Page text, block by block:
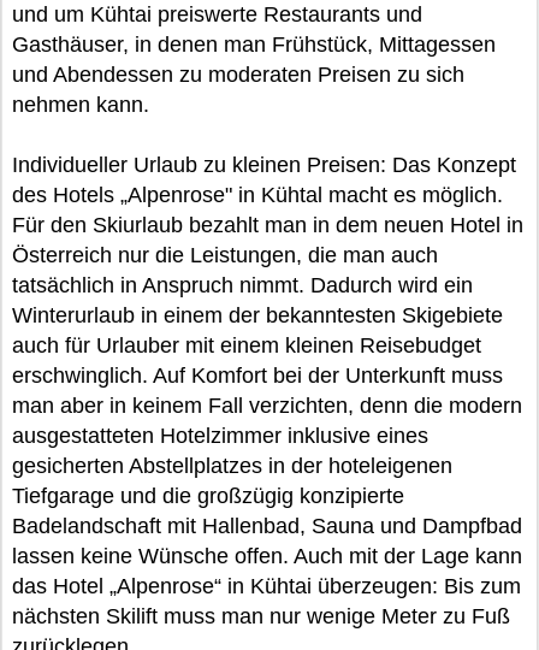
und um Kühtai preiswerte Restaurants und
Gasthäuser, in denen man Frühstück, Mittagessen
und Abendessen zu moderaten Preisen zu sich
nehmen kann.
Individueller Urlaub zu kleinen Preisen: Das Konzept
des Hotels „Alpenrose" in Kühtal macht es möglich.
Für den Skiurlaub bezahlt man in dem neuen Hotel in
Österreich nur die Leistungen, die man auch
tatsächlich in Anspruch nimmt. Dadurch wird ein
Winterurlaub in einem der bekanntesten Skigebiete
auch für Urlauber mit einem kleinen Reisebudget
erschwinglich. Auf Komfort bei der Unterkunft muss
man aber in keinem Fall verzichten, denn die modern
ausgestatteten Hotelzimmer inklusive eines
gesicherten Abstellplatzes in der hoteleigenen
Tiefgarage und die großzügig konzipierte
Badelandschaft mit Hallenbad, Sauna und Dampfbad
lassen keine Wünsche offen. Auch mit der Lage kann
das Hotel „Alpenrose“ in Kühtai überzeugen: Bis zum
nächsten Skilift muss man nur wenige Meter zu Fuß